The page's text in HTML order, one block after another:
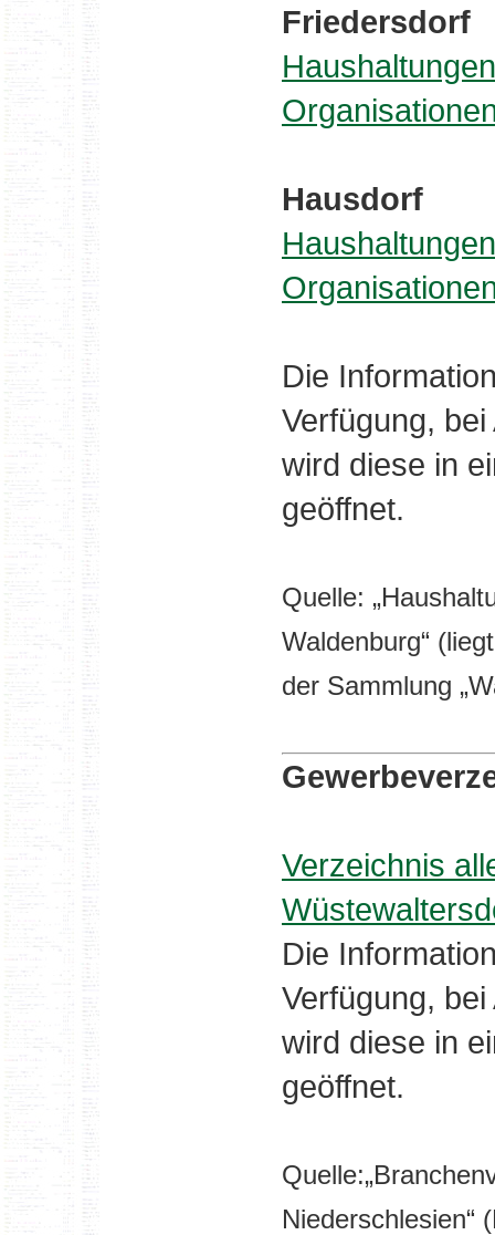
Friedersdorf
Hausdorf
Die
Verfügung,
wird diese in
geöffnet.
Quelle:
Waldenburg“
der Sammlung
Verzeichnis
Die
Verfügung,
wird diese in
geöffnet.
Niederschlesien“